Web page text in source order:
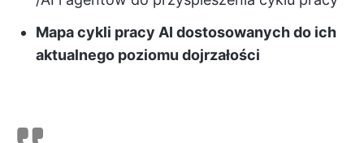
Mapa cykli pracy AI dostosowanych do ich
aktualnego poziomu dojrzałości